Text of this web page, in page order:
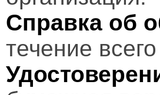
Справка об
течение